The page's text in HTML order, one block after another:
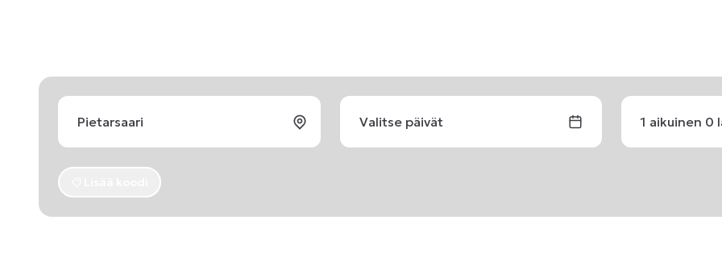
Valitse päivät 1 aikuinen 0